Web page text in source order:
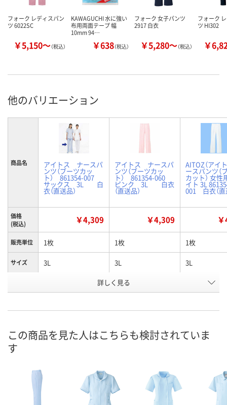
フォーク レディスパン
ツ 6022SC
￥5,150～（税込）
KAWAGUCHI 水に強い
布用両面テープ 幅
10mm 94…
￥638（税込）
フォーク 女子パンツ
2917 白衣
￥5,280～（税込）
フォーク
ツ HI302
￥
他のバリエーション
商品名 アイトス ナースパ
ンツ（ブーツカッ
ト） 861354-007
サックス 3L 白
衣（直送品）
アイトス ナースパ
ンツ（ブーツカッ
ト） 861354-060
ピンク 3L 白衣
（直送品）
AITOZ（アイ
ースパンツ（
カット） 女性
イト 3L
001 白衣（直
価格
(税込)
￥4,309 ￥4,309
販売単位 1枚 1枚 1枚
サイズ 3L 3L 3L
ピンク ホワイト
号
お届け日
カゴへ カゴへ
詳しく見る
この商品を見た人はこちらも検討されていま
す